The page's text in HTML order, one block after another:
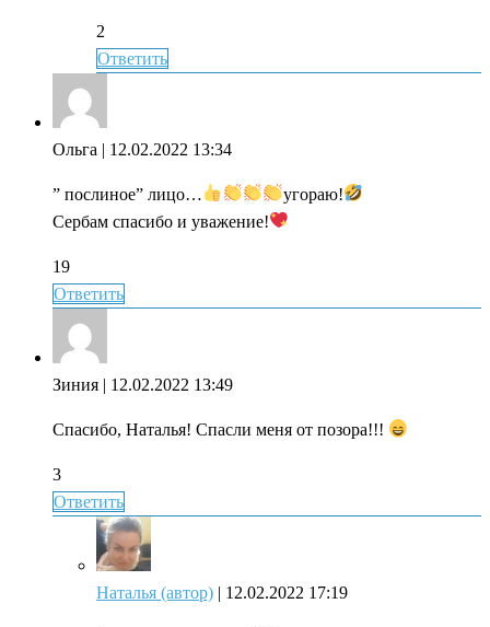
2
Ответить
Ольга | 12.02.2022 13:34
” послиное” лицо…
угораю!
Сербам спасибо и уважение!
19
Ответить
Зиния | 12.02.2022 13:49
Спасибо, Наталья! Спасли меня от позора!!!
3
Ответить
Наталья (автор) | 12.02.2022 17:19